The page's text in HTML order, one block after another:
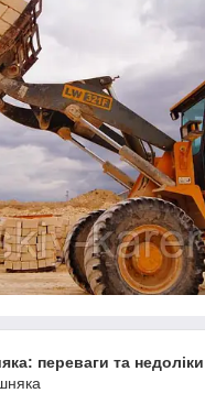
переваги та недоліки